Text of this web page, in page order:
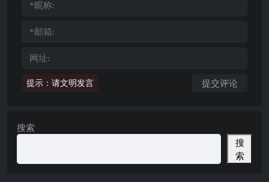
提示：请文明发言
搜索
搜
索